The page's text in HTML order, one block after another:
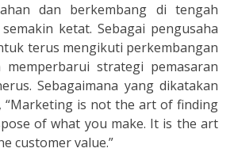
dan berkembang di tengah
ketat. Sebagai pengusaha
terus mengikuti perkembangan
strategi pemasaran
Sebagaimana yang dikatakan
“Marketing is not the art of finding
of what you make. It is the art
customer value.”